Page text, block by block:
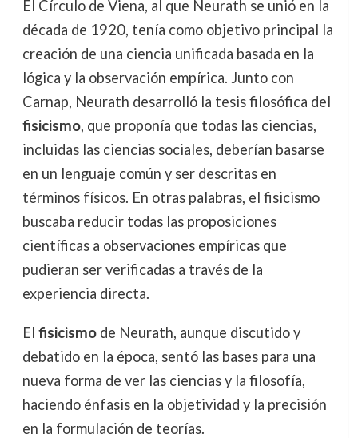
El Círculo de Viena, al que Neurath se unió en la
década de 1920, tenía como objetivo principal la
creación de una ciencia unificada basada en la
lógica y la observación empírica. Junto con
Carnap, Neurath desarrolló la tesis filosófica del
fisicismo, que proponía que todas las ciencias,
incluidas las ciencias sociales, deberían basarse
en un lenguaje común y ser descritas en
términos físicos. En otras palabras, el fisicismo
buscaba reducir todas las proposiciones
científicas a observaciones empíricas que
pudieran ser verificadas a través de la
experiencia directa.
El fisicismode Neurath, aunque discutido y
debatido en la época, sentó las bases para una
nueva forma de ver las ciencias y la filosofía,
haciendo énfasis en la objetividad y la precisión
en la formulación de teorías.